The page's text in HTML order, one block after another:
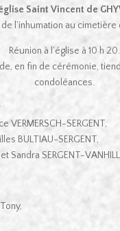
Saint Vincent de
l’inhumation au cimetière
Réunion à l’église à 10 h 20.
en fin de cérémonie,
condoléances.
VERMERSCH-SERGENT,
BULTIAU-SERGENT,
Sandra SERGENT-